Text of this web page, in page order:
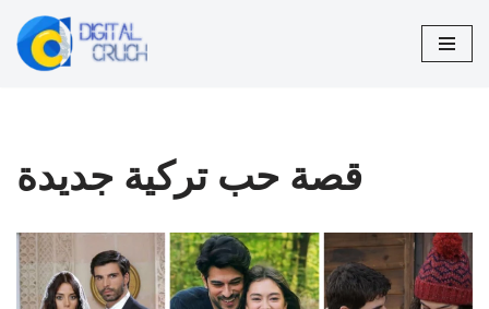
تخطى
قصة حب تركية جديدة